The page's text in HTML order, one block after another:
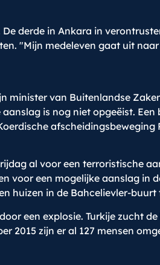
derde in Ankara in
"Mijn medeleven gaat uit
minister van Buitenlandse
is nog niet opgeëist.
al voor een terroristische
voor een mogelijke aanslag in
huizen in de Bahcelievler-buurt
een explosie. Turkije zucht
2015 zijn er al 127 mensen